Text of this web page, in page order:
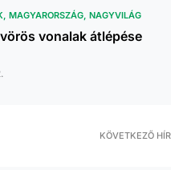
MAGYARORSZÁG NAGYVILÁG
vonalak átlépése
KÖVETKEZŐ HÍR